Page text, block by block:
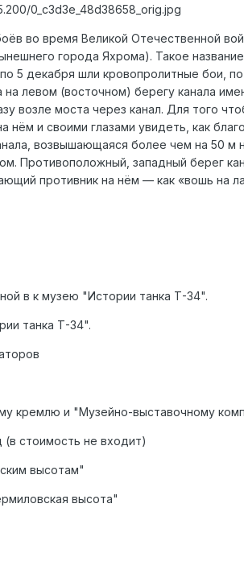
0_c3d3e_48d38658_orig.jpg
во время Великой Отечественной
города Яхрома). Такое
5 декабря шли кровопролитные бои,
левом (восточном) берегу канала
возле моста через канал. Для того
и своими глазами увидеть, как
возвышающаяся более чем на 50 м
Противоположный, западный берег
противник на нём — как «вошь на
в к музею "Истории танка Т-34".
танка Т-34".
кремлю и "Музейно-выставочному
стоимость не входит)
высотам"
высота"